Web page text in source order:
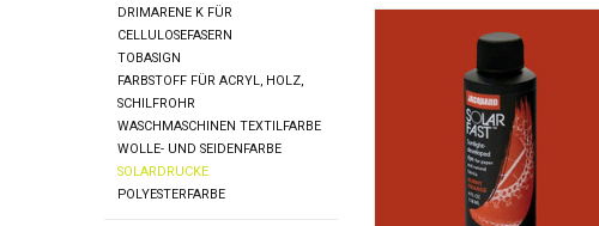
DRIMARENE K FÜR
CELLULOSEFASERN
TOBASIGN
FARBSTOFF FÜR ACRYL, HOLZ,
SCHILFROHR
WASCHMASCHINEN TEXTILFARBE
WOLLE- UND SEIDENFARBE
SOLARDRUCKE
POLYESTERFARBE
der sich der Farbstoff unter dem
Einfluss von Sonne (UV-licht)
entwickelt. Zur Verwendung auf
Textilien, Holz, Papier usw.
ZUM WARENKORB HINZUFÜGEN